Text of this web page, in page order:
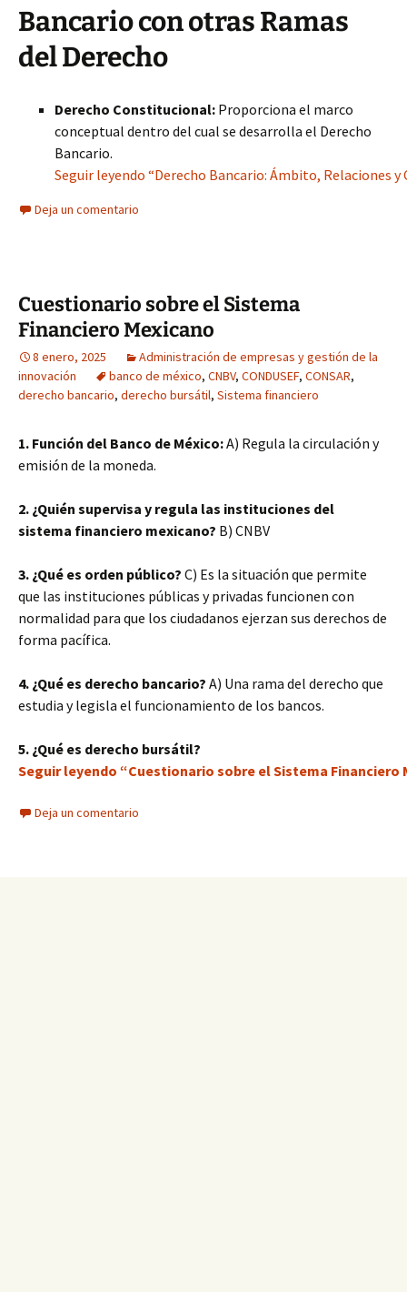
Bancario con otras Ramas
del Derecho
Derecho Constitucional: Proporciona el marco
conceptual dentro del cual se desarrolla el Derecho
Bancario.
Seguir leyendo “Derecho Bancario: Ámbito, Relaciones
Deja un comentario
Cuestionario sobre el Sistema
Financiero Mexicano
8 enero, 2025
Administración de empresas y gestión de la
innovación
banco de méxico, CNBV, CONDUSEF, CONSAR,
derecho bancario, derecho bursátil, Sistema financiero
1. Función del Banco de México:A) Regula la circulación y
emisión de la moneda.
2. ¿Quién supervisa y regula las instituciones del
sistema financiero mexicano? B) CNBV
3. ¿Qué es orden público? C) Es la situación que permite
que las instituciones públicas y privadas funcionen con
normalidad para que los ciudadanos ejerzan sus derechos de
forma pacífica.
4. ¿Qué es derecho bancario? A) Una rama del derecho que
estudia y legisla el funcionamiento de los bancos.
5. ¿Qué es derecho bursátil?
Seguir leyendo “Cuestionario sobre el Sistema Financiero
Deja un comentario